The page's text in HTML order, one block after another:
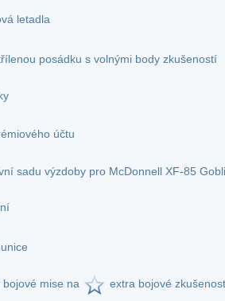
letadla
posádku s volnými body zkušeností
účtu
sadu výzdoby pro McDonnell XF-85
mise na extra bojové